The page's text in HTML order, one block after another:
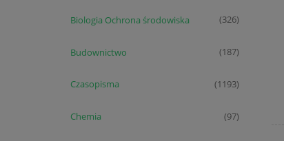
Biologia Ochrona środowiska (326)
Budownictwo (187)
Czasopisma (1193)
Chemia (97)